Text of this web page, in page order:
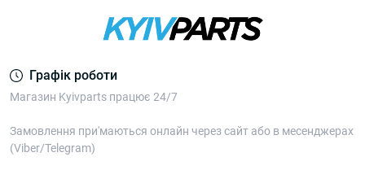
Графік роботи
Магазин Kyivparts працює 24/7
Замовлення при'маються онлайн через сайт або в месенджерах
(Viber/Telegram)